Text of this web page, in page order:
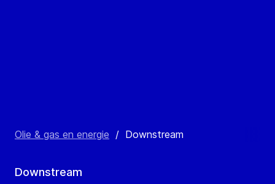
Olie & gas en energie / Downstream
Downstream